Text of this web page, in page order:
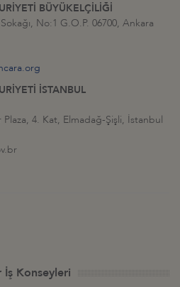
BÜYÜKELÇİLİĞİ
No:1 G.O.P. 06700, Ankara
İSTANBUL
4. Kat, Elmadağ-Şişli, İstanbul
İş Konseyleri